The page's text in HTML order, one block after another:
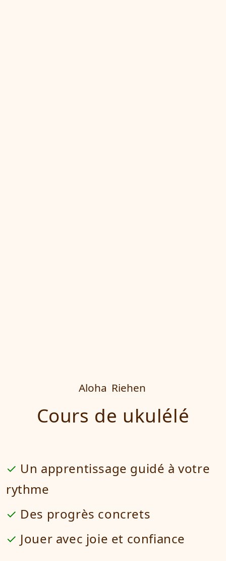
Aloha Riehen
Cours de ukulélé
Un apprentissage guidé à votre
rythme
Des progrès concrets
Jouer avec joie et confiance